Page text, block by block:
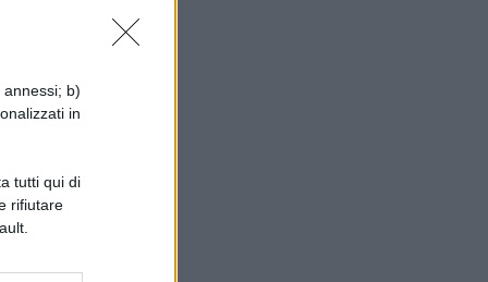
b)
in
tutti qui di
rifiutare